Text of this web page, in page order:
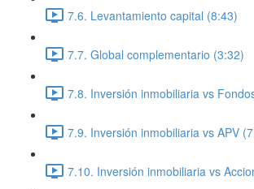
7.6. Levantamiento capital (8:43)
7.7. Global complementario (3:32)
7.8. Inversión inmobiliaria vs
7.9. Inversión inmobiliaria vs APV
7.10. Inversión inmobiliaria vs